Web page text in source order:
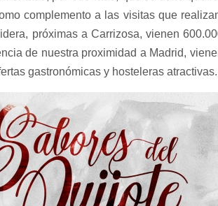
complemento a las visitas que
próximas a Carrizosa, vienen
de nuestra proximidad a Madrid,
gastronómicas y hosteleras atractivas.